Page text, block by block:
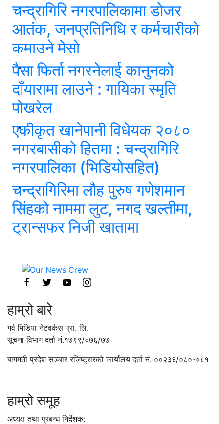
चन्द्रागिरि नगरपालिकामा डोजर
आतंक, जनप्रतिनिधि र कर्मचारीको
कमाउने मेसो
पैसा फिर्ता नगरनेलाई कानुनको
दाँयारामा लाउने : गायिका स्‍मृति
पोखरेल
एकीकृत खानेपानी विधेयक २०८०
नगरबासीको हितमा : चन्द्रागिरि
नगरपालिका (भिडियोसहित)
चन्द्रागिरिमा लौह पुरुष गणेशमान
सिंहको नाममा लुट, नगद खल्तीमा,
ट्रान्सफर निजी खातामा
हाम्रो बारे
गर्व मिडिया नेटवर्कस प्रा. लि.
सूचना विभाग दर्ता नं.१७९९/०७६/७७
बागमती प्रदेश सञ्चार रजिष्ट्रारको कार्यालय दर्ता नंं. ००२३६/०८०-०८१
हाम्रो समूह
अध्यक्ष तथा प्रबन्ध निर्देशक: